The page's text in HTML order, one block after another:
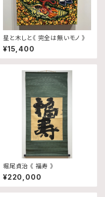
星と木しと《 完全は無いモノ 》
¥15,400
堀尾貞治 《 福寿 》
¥220,000